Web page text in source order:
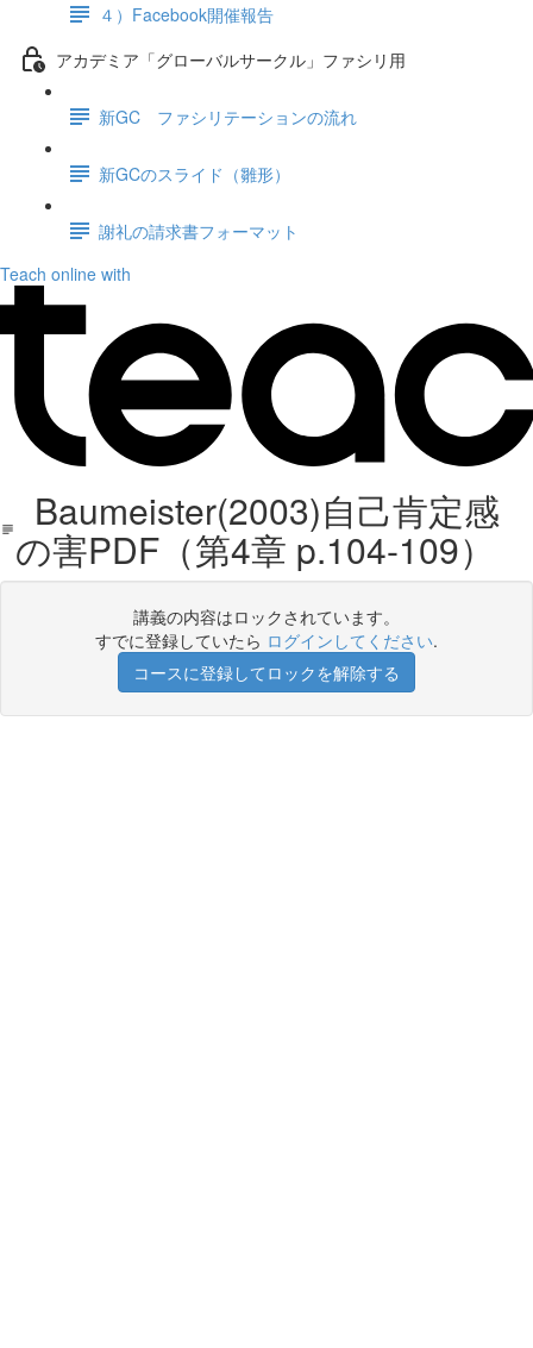
４）Facebook開催報告
アカデミア「グローバルサークル」ファシリ用
新GC ファシリテーションの流れ
新GCのスライド（雛形）
謝礼の請求書フォーマット
Teach online with
Baumeister(2003)自己肯定感
の害PDF（第4章 p.104-109）
講義の内容はロックされています。
すでに登録していたら ログインしてください.
コースに登録してロックを解除する